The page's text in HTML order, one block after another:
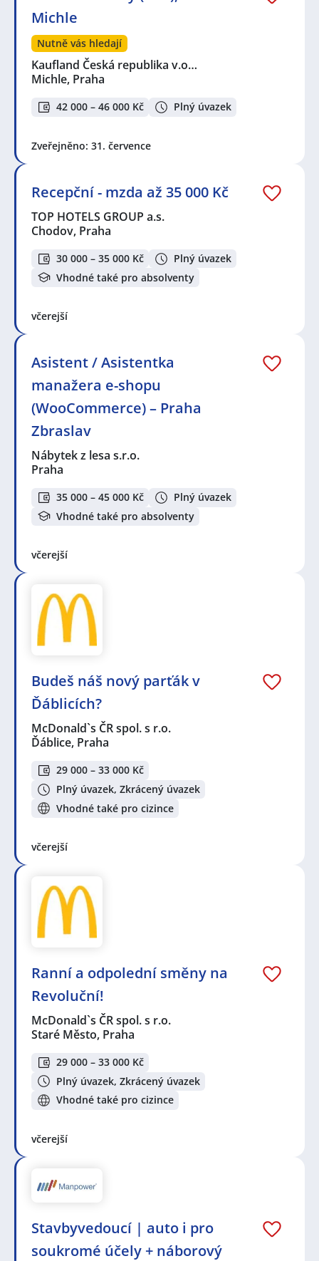
Michle
Nutně vás hledají
Kaufland Česká republika v.o…
Michle, Praha
42 000 – 46 000 Kč Plný úvazek
Zveřejněno: 31. července
Recepční - mzda až 35 000 Kč
TOP HOTELS GROUP a.s.
Chodov, Praha
30 000 – 35 000 Kč
Plný úvazek
Vhodné také pro absolventy
včerejší
Asistent / Asistentka
manažera e-shopu
(WooCommerce) – Praha
Zbraslav
Nábytek z lesa s.r.o.
Praha
35 000 – 45 000 Kč
Plný úvazek
Vhodné také pro absolventy
včerejší
Budeš náš nový parťák v
Ďáblicích?
McDonald`s ČR spol. s r.o.
Ďáblice, Praha
29 000 – 33 000 Kč
Plný úvazek, Zkrácený úvazek
Vhodné také pro cizince
včerejší
Ranní a odpolední směny na
Revoluční!
McDonald`s ČR spol. s r.o.
Staré Město, Praha
29 000 – 33 000 Kč
Plný úvazek, Zkrácený úvazek
Vhodné také pro cizince
včerejší
Stavbyvedoucí | auto i pro
soukromé účely + náborový